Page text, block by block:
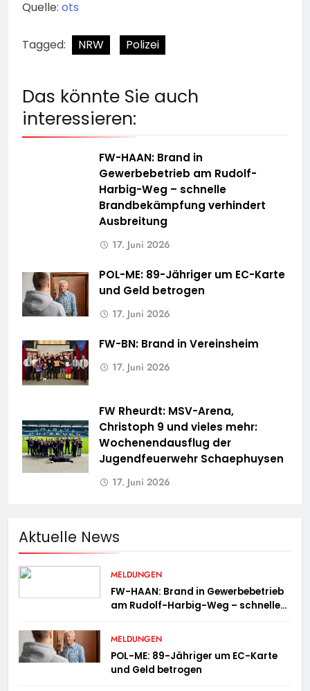
Quelle: ots
Tagged: NRW Polizei
Das könnte Sie auch
interessieren:
FW-HAAN: Brand in
Gewerbebetrieb am Rudolf-
Harbig-Weg – schnelle
Brandbekämpfung verhindert
Ausbreitung
17. Juni 2026
POL-ME: 89-Jähriger um EC-Karte
und Geld betrogen
17. Juni 2026
FW-BN: Brand in Vereinsheim
17. Juni 2026
FW Rheurdt: MSV-Arena,
Christoph 9 und vieles mehr:
Wochenendausflug der
Jugendfeuerwehr Schaephuysen
17. Juni 2026
Aktuelle News
MELDUNGEN
FW-HAAN: Brand in Gewerbebetrieb
am Rudolf-Harbig-Weg – schnelle
Ausbreitung
MELDUNGEN
POL-ME: 89-Jähriger um EC-Karte
und Geld betrogen